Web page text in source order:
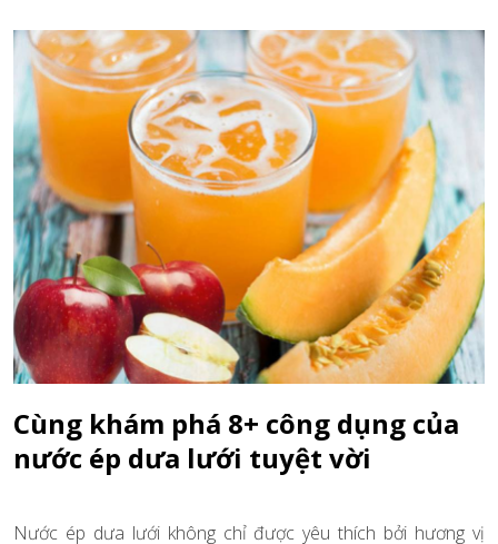
Cùng khám phá 8+ công dụng của
nước ép dưa lưới tuyệt vời
Nước ép dưa lưới không chỉ được yêu thích bởi hương vị